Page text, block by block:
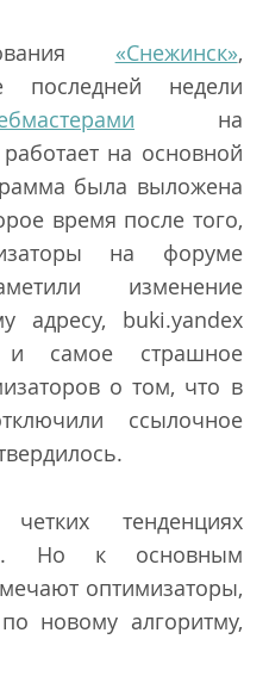
«Снежинск»,
недели
на
на основной
была выложена
время после того,
на форуме
изменение
адресу, buki.yandex
и самое страшное
о том, что в
ссылочное
тенденциях
Но к основным
оптимизаторы,
новому алгоритму,